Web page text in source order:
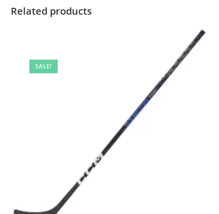
Related products
SALE!